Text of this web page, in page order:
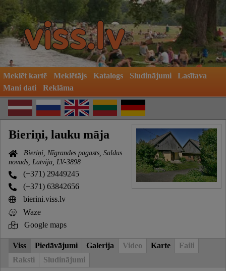
Meklēt kartē Meklētājs Katalogs Sludinājumi
Lasītava
Mani dati
Reklāma
Bieriņi, lauku māja
Bieriņi, Nīgrandes pagasts, Saldus
novads, Latvija, LV-3898
(+371) 29449245
(+371) 63842656
bierini.viss.lv
Waze
Google maps
Viss Piedāvājumi Galerija Video Karte
Faili
Raksti
Sludinājumi